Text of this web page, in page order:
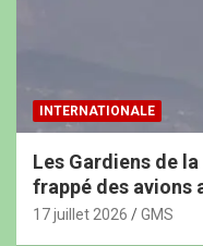
INTERNATIONALE
Les Gardiens de
frappé des avions
17 juillet 2026 GMS